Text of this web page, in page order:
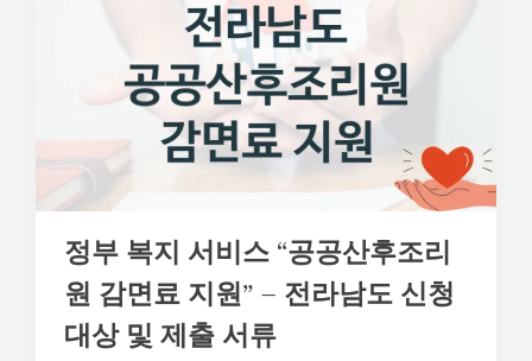
정부 복지 서비스 “공공산후조리
원 감면료 지원” – 전라남도 신청
대상 및 제출 서류